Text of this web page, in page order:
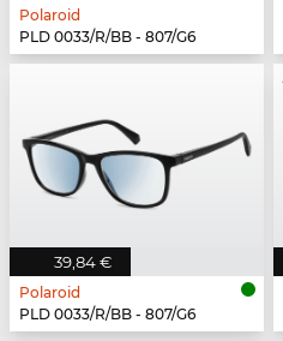
Polaroid
PLD 0033/R/BB - 807/G6
39,84 €
Polaroid
PLD 0033/R/BB - 807/G6